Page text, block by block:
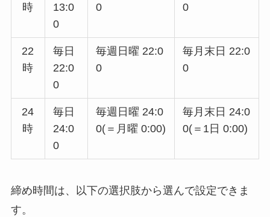
時
13:0
0
0
0
22
時
毎日
22:0
0
毎週日曜 22:0
0
毎月末日 22:0
0
24
時
毎日
24:0
0
毎週日曜 24:0
0(＝月曜 0:00)
毎月末日 24:0
0(＝1日 0:00)
締め時間は、以下の選択肢から選んで設定できま
す。